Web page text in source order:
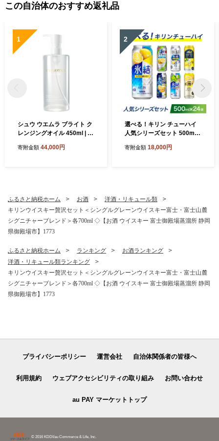
この自治体のおすすめ返礼品
1
シュウ ウエムラ ブライト ク
レンジングオイル 450ml | ロ
ジングオイル スキンケア メ
寄附金額 44,000円
2
選べる！キリン チューハイ
人気シリーズセット 500ml×
缶チューハイ お酒 酒 詰め合
寄附金額 18,000円
ふるさと納税ホーム お酒
洋酒・リキュール類
キリンウイスキー贅沢セット＜シングルグレーンウイスキー富士・富士山麓
シグニチャーブレンド＞各700ml ◇【お酒 ウイスキー 富士御殿場蒸溜所 静岡
県御殿場市】1773
ふるさと納税ホーム ランキング
お酒ランキング
洋酒・リキュール類ランキング
キリンウイスキー贅沢セット＜シングルグレーンウイスキー富士・富士山麓
シグニチャーブレンド＞各700ml ◇【お酒 ウイスキー 富士御殿場蒸溜所 静岡
県御殿場市】1773
プライバシーポリシー 運営会社 自治体関係者の皆様へ
利用規約 ウェブアクセシビリティの取り組み お問い合わせ
au PAY マーケットトップ
© 2016 KDDI/au Commerce & Life, Inc.